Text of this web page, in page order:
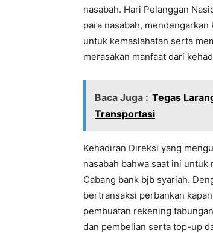
nasabah. Hari Pelanggan
para nasabah,
untuk kemaslahatan serta
merasakan manfaat dari
Baca Juga : Tegas
Transportasi
Kehadiran Direksi yang
nasabah bahwa saat ini
Cabang bank bjb syariah.
bertransaksi perbankan
pembuatan rekening
dan pembelian serta top-up